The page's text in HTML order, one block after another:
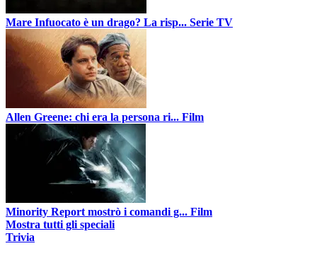
Mare Infuocato è un drago? La risp... Serie TV
Allen Greene: chi era la persona ri... Film
Minority Report mostrò i comandi g... Film
Mostra tutti gli speciali
Trivia